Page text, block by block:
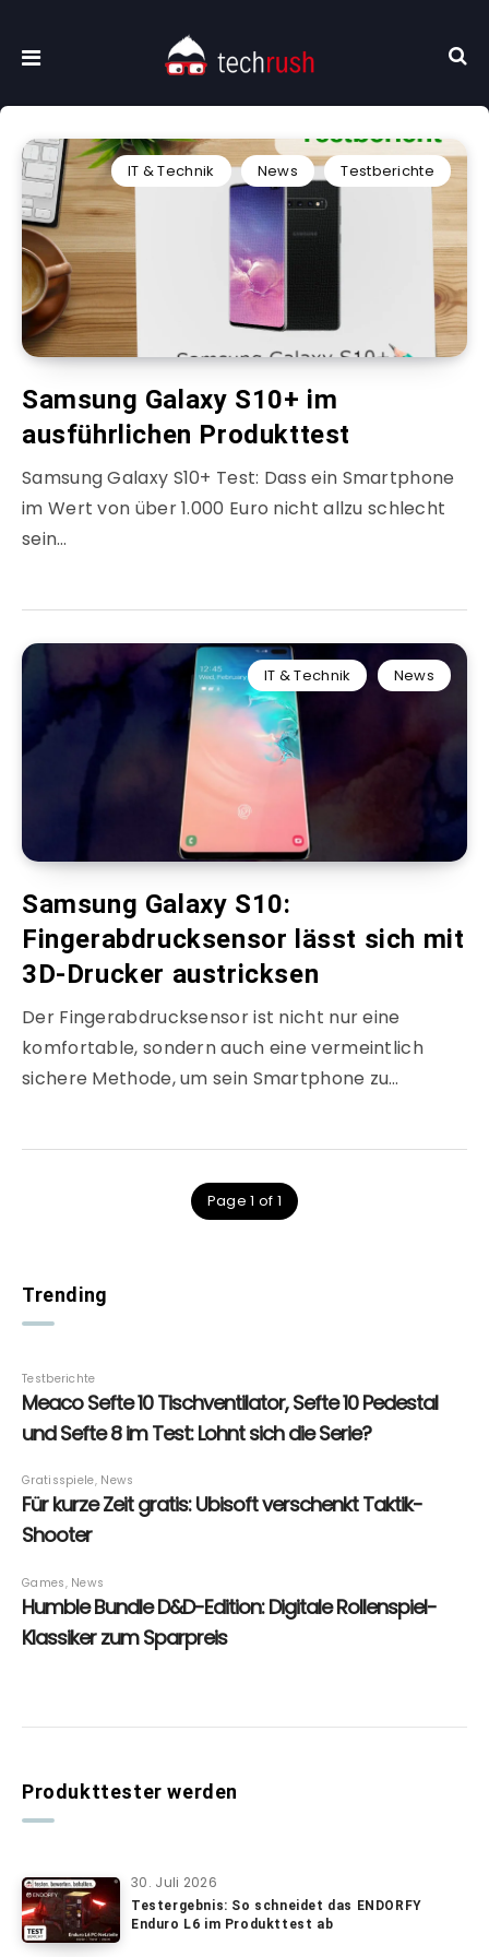
IT & Technik News Testberichte
Samsung Galaxy S10+ im
ausführlichen Produkttest
Samsung Galaxy S10+ Test: Dass ein Smartphone
im Wert von über 1.000 Euro nicht allzu schlecht
sein…
IT & Technik News
Samsung Galaxy S10:
Fingerabdrucksensor lässt sich mit
3D-Drucker austricksen
Der Fingerabdrucksensor ist nicht nur eine
komfortable, sondern auch eine vermeintlich
sichere Methode, um sein Smartphone zu…
Page 1 of 1
Trending
Produkttester werden
30. Juli 2026
Testergebnis: So schneidet das ENDORFY
Enduro L6 im Produkttest ab